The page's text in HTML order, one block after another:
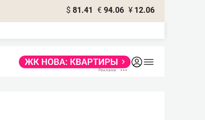
$ 81.41 € 94.06 ¥ 12.06